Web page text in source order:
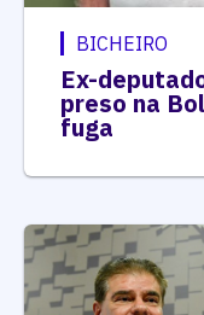
BICHEIRO
Ex-
preso na
fuga